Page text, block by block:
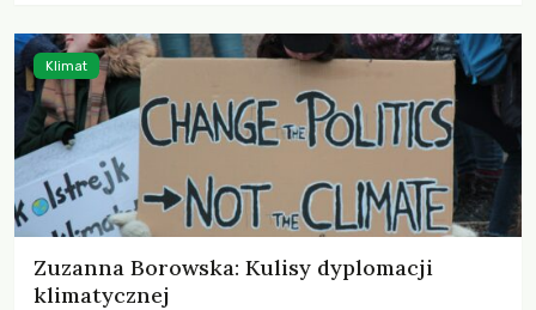
Zuzanna Borowska: Kulisy dyplomacji
klimatycznej
Klimat